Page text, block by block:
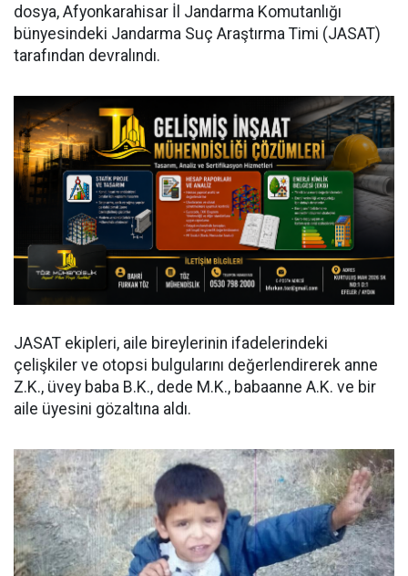
dosya, Afyonkarahisar İl Jandarma Komutanlığı
bünyesindeki Jandarma Suç Araştırma Timi (JASAT)
tarafından devralındı.
JASAT ekipleri, aile bireylerinin ifadelerindeki
çelişkiler ve otopsi bulgularını değerlendirerek anne
Z.K., üvey baba B.K., dede M.K., babaanne A.K. ve bir
aile üyesini gözaltına aldı.